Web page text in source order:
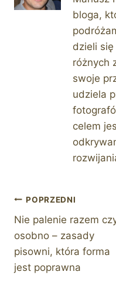
bloga,
dzieli
różnych
swoje
udziela
celem
Nawigacja
wpisu
POPRZEDNI
Nie palenie razem
osobno – zasady
pisowni, która forma
jest poprawna